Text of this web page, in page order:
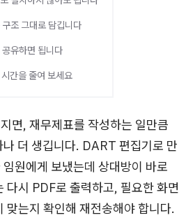
조 그대로 담깁니다
유하면 됩니다
간을 줄여 보세요
면, 재무제표를 작성하는 일만큼
더 생깁니다. DART 편집기로 만
원에게 보냈는데 상대방이 바로
다시 PDF로 출력하고, 필요한 화면
맞는지 확인해 재전송해야 합니다.